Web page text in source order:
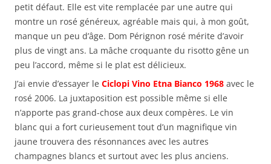
petit défaut. Elle est vite remplacée par une autre qui
montre un rosé généreux, agréable mais qui, à mon goût,
manque un peu d’âge. Dom Pérignon rosé mérite d’avoir
plus de vingt ans. La mâche croquante du risotto gêne un
peu l’accord, même si le plat est délicieux.
J’ai envie d’essayer le Ciclopi Vino Etna Bianco 1968 avec le
rosé 2006. La juxtaposition est possible même si elle
n’apporte pas grand-chose aux deux compères. Le vin
blanc qui a fort curieusement tout d’un magnifique vin
jaune trouvera des résonnances avec les autres
champagnes blancs et surtout avec les plus anciens.